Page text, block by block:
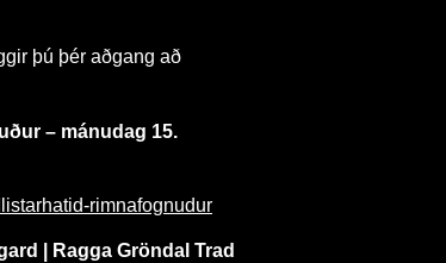
þú þér aðgang að
– mánudag 15.
rimnafognudur
| Ragga Gröndal Trad